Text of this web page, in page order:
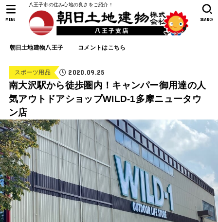
八王子市の住み心地の良さをご紹介！
朝日土地建物八王子 コメントはこちら
SEARCH
MENU
スポーツ用品 2020.09.25
南大沢駅から徒歩圏内！キャンパー御用達の人
気アウトドアショップWILD-1多摩ニュータウ
ン店